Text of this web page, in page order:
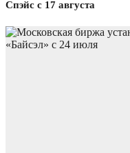
Спэйс с 17 августа